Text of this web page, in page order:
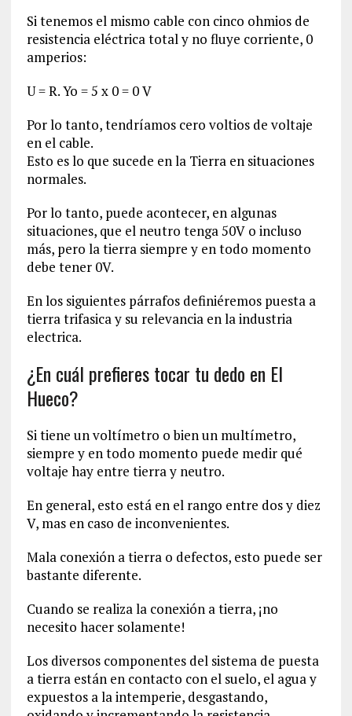
Si tenemos el mismo cable con cinco ohmios de
resistencia eléctrica total y no fluye corriente, 0
amperios:
U = R. Yo = 5 x 0 = 0 V
Por lo tanto, tendríamos cero voltios de voltaje
en el cable.
Esto es lo que sucede en la Tierra en situaciones
normales.
Por lo tanto, puede acontecer, en algunas
situaciones, que el neutro tenga 50V o incluso
más, pero la tierra siempre y en todo momento
debe tener 0V.
En los siguientes párrafos definiéremos puesta a
tierra trifasica y su relevancia en la industria
electrica.
¿En cuál prefieres tocar tu dedo en El
Hueco?
Si tiene un voltímetro o bien un multímetro,
siempre y en todo momento puede medir qué
voltaje hay entre tierra y neutro.
En general, esto está en el rango entre dos y diez
V, mas en caso de inconvenientes.
Mala conexión a tierra o defectos, esto puede ser
bastante diferente.
Cuando se realiza la conexión a tierra, ¡no
necesito hacer solamente!
Los diversos componentes del sistema de puesta
a tierra están en contacto con el suelo, el agua y
expuestos a la intemperie, desgastando,